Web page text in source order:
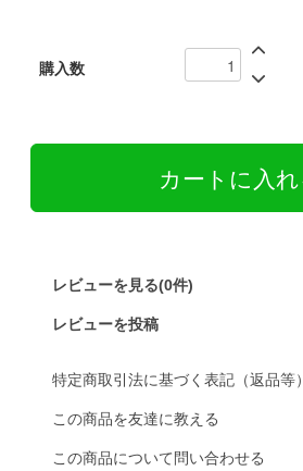
購入数
レビューを見る(0件)
レビューを投稿
特定商取引法に基づく表記（返品等）
この商品を友達に教える
この商品について問い合わせる